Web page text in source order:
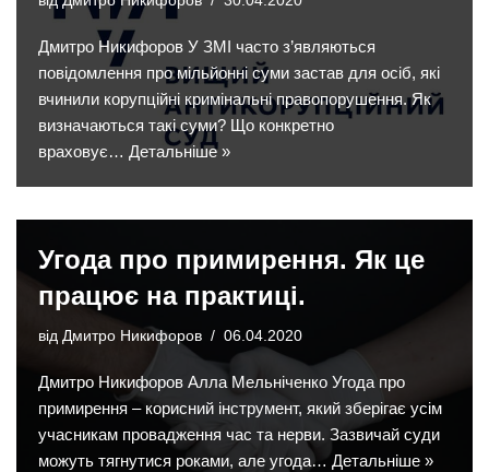
Дмитро Никифоров У ЗМІ часто з’являються
повідомлення про мільйонні суми застав для осіб, які
вчинили корупційні кримінальні правопорушення. Як
визначаються такі суми? Що конкретно
враховує… Детальніше »
Угода про примирення. Як це
працює на практиці.
від Дмитро Никифоров 06.04.2020
Дмитро Никифоров Алла Мельніченко Угода про
примирення – корисний інструмент, який зберігає усім
учасникам провадження час та нерви. Зазвичай суди
можуть тягнутися роками, але угода…Детальніше »